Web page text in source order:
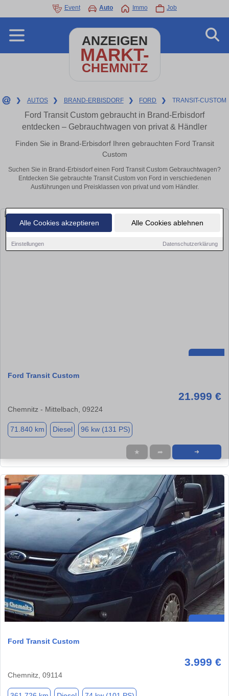
Alle Cookies akzeptieren Alle Cookies ablehnen
Einstellungen Datenschutzerklärung
Event Auto Immo Job
ANZEIGEN
MARKT-
CHEMNITZ
❯ AUTOS ❯ BRAND-ERBISDORF ❯ FORD ❯ TRANSIT-CUSTOM
Ford Transit Custom gebraucht in Brand-Erbisdorf
entdecken – Gebrauchtwagen von privat & Händler
Finden Sie in Brand-Erbisdorf Ihren gebrauchten Ford Transit
Custom
Suchen Sie in Brand-Erbisdorf einen Ford Transit Custom Gebrauchtwagen?
Entdecken Sie gebrauchte Transit Custom von Ford in verschiedenen
Ausführungen und Preisklassen von privat und vom Händler.
Ford Transit Custom
21.999 €
Chemnitz - Mittelbach, 09224
71.840 km Diesel 96 kw (131 PS)
★ ➦ ➜
Ford Transit Custom
3.999 €
Chemnitz, 09114